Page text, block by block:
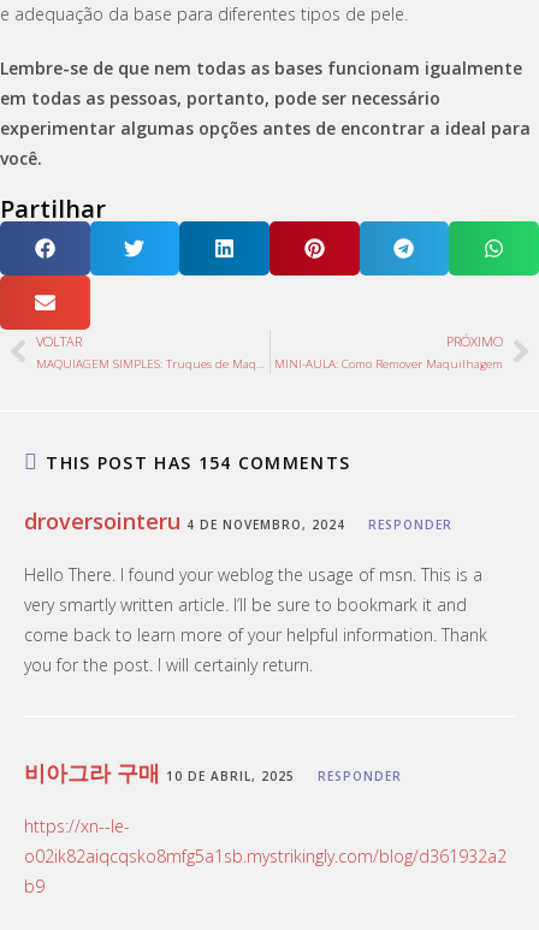
e adequação da base para diferentes tipos de pele.
Lembre-se de que nem todas as bases funcionam igualmente
em todas as pessoas, portanto, pode ser necessário
experimentar algumas opções antes de encontrar a ideal para
você.
Partilhar
VOLTAR
MAQUIAGEM SIMPLES: Truques de Maquilhagem para iniciantes.
PRÓXIMO
MINI-AULA: Como Remover Maquilhagem
THIS POST HAS 154 COMMENTS
droversointeru 4 DE NOVEMBRO, 2024 RESPONDER
Hello There. I found your weblog the usage of msn. This is a
very smartly written article. I’ll be sure to bookmark it and
come back to learn more of your helpful information. Thank
you for the post. I will certainly return.
비아그라 구매 10 DE ABRIL, 2025 RESPONDER
https://xn--le-
o02ik82aiqcqsko8mfg5a1sb.mystrikingly.com/blog/d361932a2
b9